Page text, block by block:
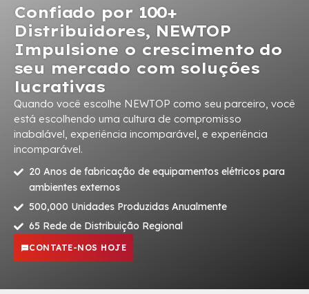
Confiado por 100+
Distribuidores, NEWTOP
Impulsione o crescimento do
seu mercado com soluções
lucrativas
Quando você escolhe NEWTOP como seu parceiro, você
está escolhendo uma cultura de compromisso
inabalável, experiência incomparável, e experiência
incomparável.
20 Anos de fabricação de equipamentos elétricos para
ambientes externos
500,000 Unidades Produzidas Anualmente
65 Rede de Distribuição Regional
CONTATE-NOS HOJE